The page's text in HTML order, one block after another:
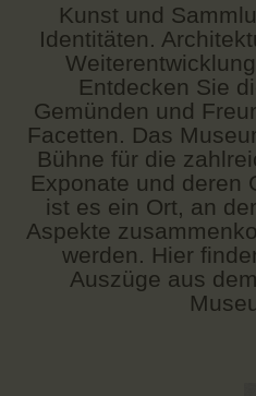
Kunst und
Identitäten.
Entdecken Sie
Gemünden und
Facetten. Das
Bühne für die
Exponate und deren
ist es ein Ort, an
Aspekte
werden. Hier
Auszüge aus
KONTAKT
EN